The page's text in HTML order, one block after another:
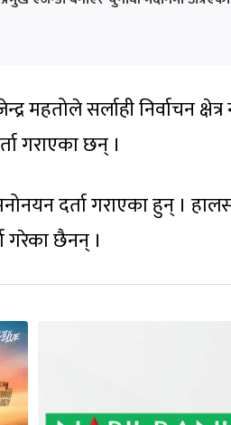
महतोले सर्लाही निर्वाचन
गराएका छन् ।
दर्ता गराएका हुन् ।
गरेका छैनन् ।